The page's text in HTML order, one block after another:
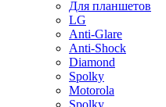
Для планшетов
LG
Anti-Glare
Anti-Shock
Diamond
Spolky
Motorola